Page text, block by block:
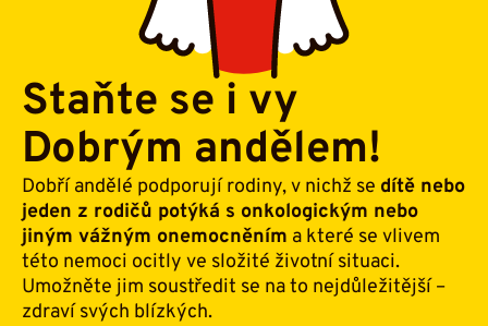
Staňte se i vy
Dobrým andělem!
Dobří andělé podporují rodiny, v nichž se dítě nebo
jeden z rodičů potýká s onkologickým nebo
jiným vážným onemocněním a které se vlivem
této nemoci ocitly ve složité životní situaci.
Umožněte jim soustředit se na to nejdůležitější –
zdraví svých blízkých.